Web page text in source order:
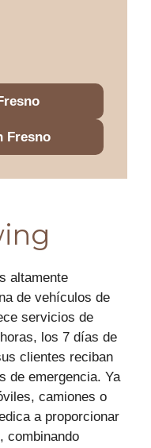
Fresno
altamente
de vehículos de
servicios de
los 7 días de
clientes reciban
de emergencia. Ya
camiones o
a proporcionar
combinando